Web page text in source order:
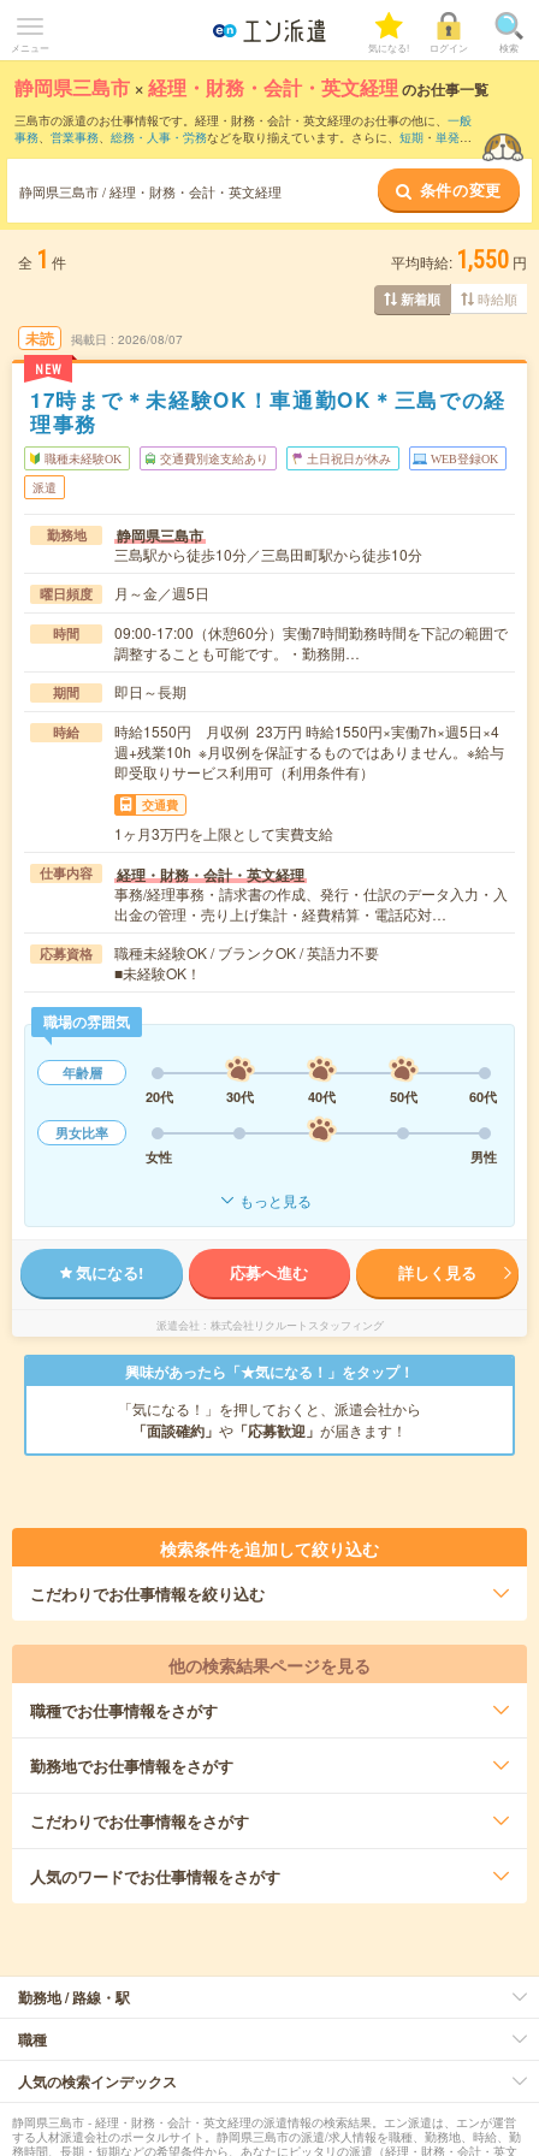
メニュー 気になる! ログイン 検索
静岡県三島市 ×経理・財務・会計・英文経理 のお仕事一覧
三島市の派遣のお仕事情報です。経理・財務・会計・英文経理のお仕事の他に、 一般
事務、 営業事務、 総務・人事・労務などを取り揃えています。さらに、 短期 ・ 単発な
静岡県三島市 / 経理・財務・会計・英文経理 条件の変更
全 1 件 平均時給: 1,550 円
新着順 時給順
未読
NEW
掲載日 2026/08/07
17時まで＊未経験OK！車通勤OK＊三島での経
理事務
職種未経験OK 交通費別途支給あり 土日祝日が休み WEB登録OK
派遣
勤務地 静岡県三島市
三島駅から徒歩10分／三島田町駅から徒歩10分
曜日頻度 月～金／週5日
時間
09:00-17:00（休憩60分）実働7時間勤務時間を下記の範囲で
調整することも可能です。・勤務開…
期間 即日～長期
時給
時給1550円 月収例 23万円 時給1550円×実働7h×週5日×4
週+残業10h ※月収例を保証するものではありません。※給与
即受取りサービス利用可（利用条件有）
交通費
1ヶ月3万円を上限として実費支給
仕事内容 経理・財務・会計・英文経理
事務/経理事務・請求書の作成、発行・仕訳のデータ入力・入
出金の管理・売り上げ集計・経費精算・電話応対…
応募資格
職種未経験OK / ブランクOK / 英語力不要
■未経験OK！
職場の雰囲気
年齢層
20代
30代 40代 50代
60代
男女比率
女性
男性
もっと見る
気になる! 応募へ進む 詳しく見る
派遣会社 株式会社リクルートスタッフィング
興味があったら「★気になる！」をタップ！
「気になる！」を押しておくと、派遣会社から
「面談確約」 や 「応募歓迎」 が届きます！
検索条件を追加して絞り込む
こだわりでお仕事情報を絞り込む
他の検索結果ページを見る
職種でお仕事情報をさがす
勤務地でお仕事情報をさがす
こだわりでお仕事情報をさがす
人気のワードでお仕事情報をさがす
勤務地 / 路線・駅
職種
人気の検索インデックス
静岡県三島市 - 経理・財務・会計・英文経理の派遣情報の検索結果。エン派遣は、エンが運営
する人材派遣会社のポータルサイト。静岡県三島市の派遣/求人情報を職種、勤務地、時給、勤
務時間、長期・短期などの希望条件から、あなたにピッタリの派遣（経理・財務・会計・英文